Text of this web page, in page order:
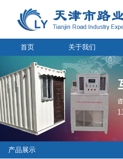
首页 关于我们
产品展示